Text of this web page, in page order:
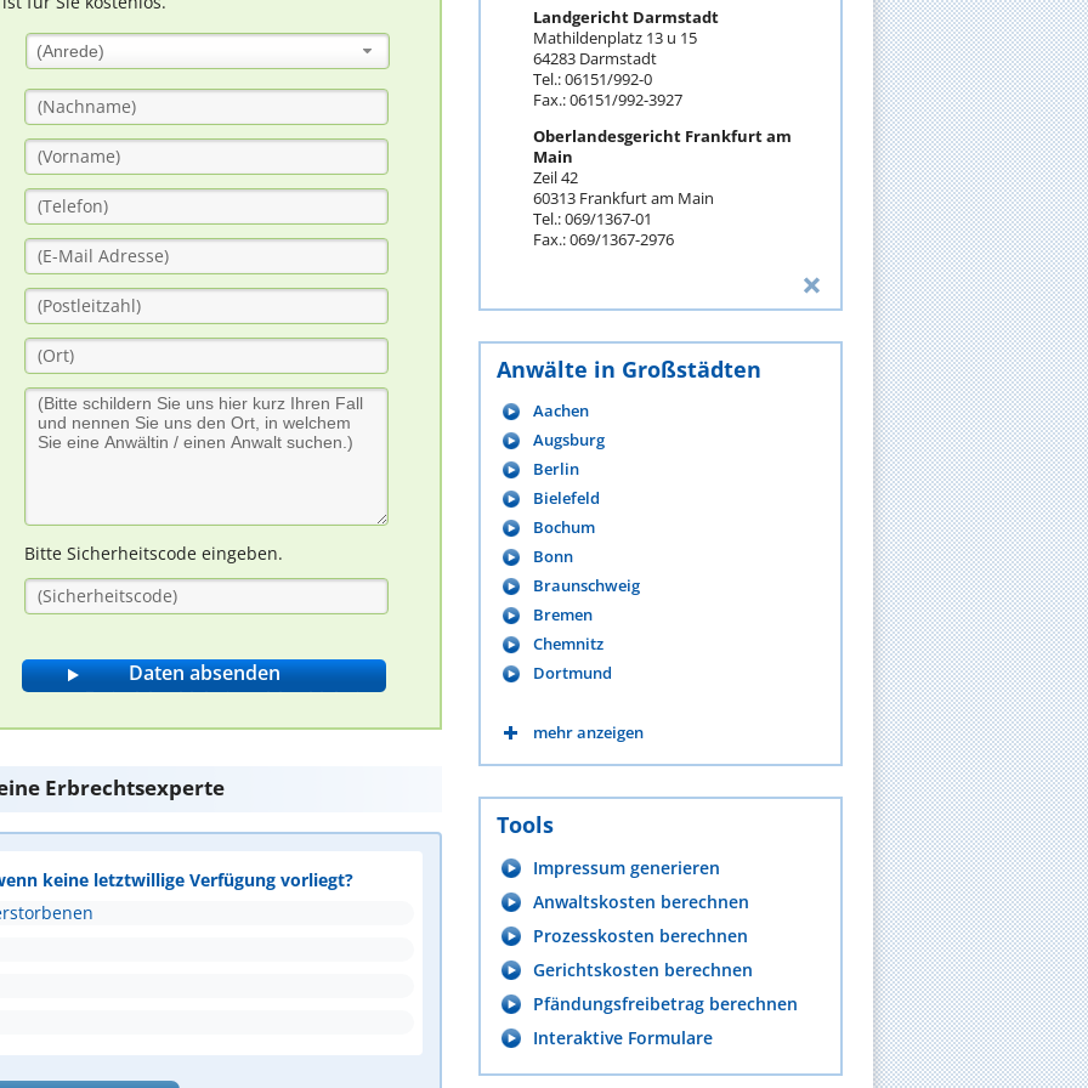
(Anrede)
Bitte Sicherheitscode eingeben.
Erbrechtsexperte
keine letztwillige Verfügung vorliegt?
Landgericht Darmstadt
Mathildenplatz 13 u 15
64283 Darmstadt
Tel.: 06151/992-0
Fax.: 06151/992-3927
Oberlandesgericht Frankfurt am
Main
Zeil 42
60313 Frankfurt am Main
Tel.: 069/1367-01
Fax.: 069/1367-2976
Anwälte in Großstädten
Aachen
Augsburg
Berlin
Bielefeld
Bochum
Bonn
Braunschweig
Bremen
Chemnitz
Dortmund
mehr anzeigen
Tools
Impressum generieren
Anwaltskosten berechnen
Prozesskosten berechnen
Gerichtskosten berechnen
Pfändungsfreibetrag berechnen
Interaktive Formulare